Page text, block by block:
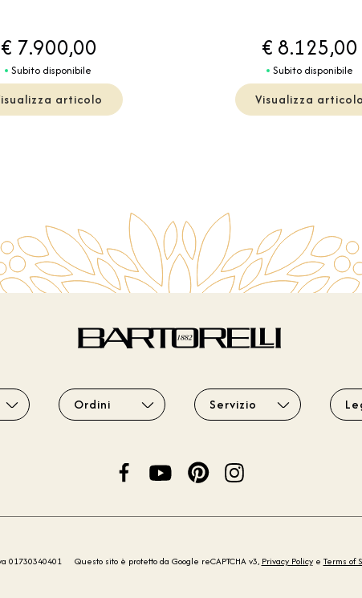
€ 7.900,00
Subito disponibile
articolo
€ 8.125,00
Subito disponibile
Visualizza articolo
Ordini Servizio
01730340401 Questo sito è protetto da Google reCAPTCHA v3, Privacy Policye Terms of